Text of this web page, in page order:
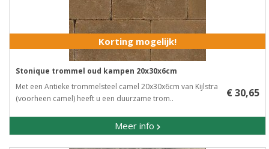
Korting mogelijk!
Stonique trommel oud kampen 20x30x6cm
Met een Antieke trommelsteel camel 20x30x6cm van Kijlstra
(voorheen camel) heeft u een duurzame trom..
Meer info
€ 30,65